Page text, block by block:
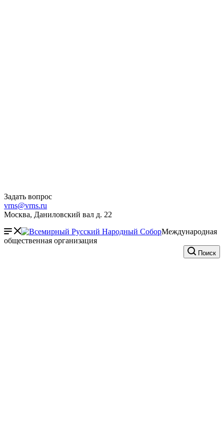
Задать вопрос
vrns@vrns.ru
Москва, Даниловский вал д. 22
Международная
общественная организация
Поиск